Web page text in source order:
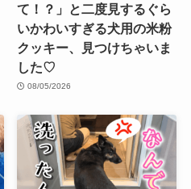
て！？」と二度見するぐら
いかわいすぎる犬用の米粉
クッキー、見つけちゃいま
した♡
08/05/2026